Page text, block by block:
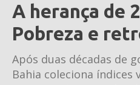
A herança de
Pobreza e
Após duas décadas de
Bahia coleciona índices